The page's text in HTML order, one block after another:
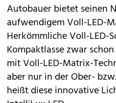
Autobauer bietet seinen
aufwendigem Voll-LED-
Herkömmliche Voll-LED-
Kompaktlasse zwar
mit Voll-LED-Matrix-
aber nur in der Ober-
heißt diese innovative